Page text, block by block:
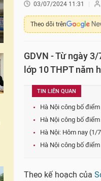
03/07/2024 11:31
Theo dõi trên
GDVN - Từ ngày
lớp 10 THPT năm
TIN LIÊN QUAN
Hà Nội công bố
Hà Nội công bố
Hà Nội: Hôm nay (1/
Hà Nội công bố
Theo kế hoạch của